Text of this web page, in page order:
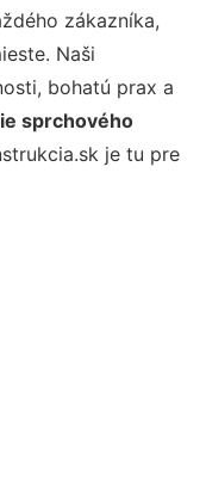
zákazníka,
Naši
bohatú prax a
sprchového
je tu pre